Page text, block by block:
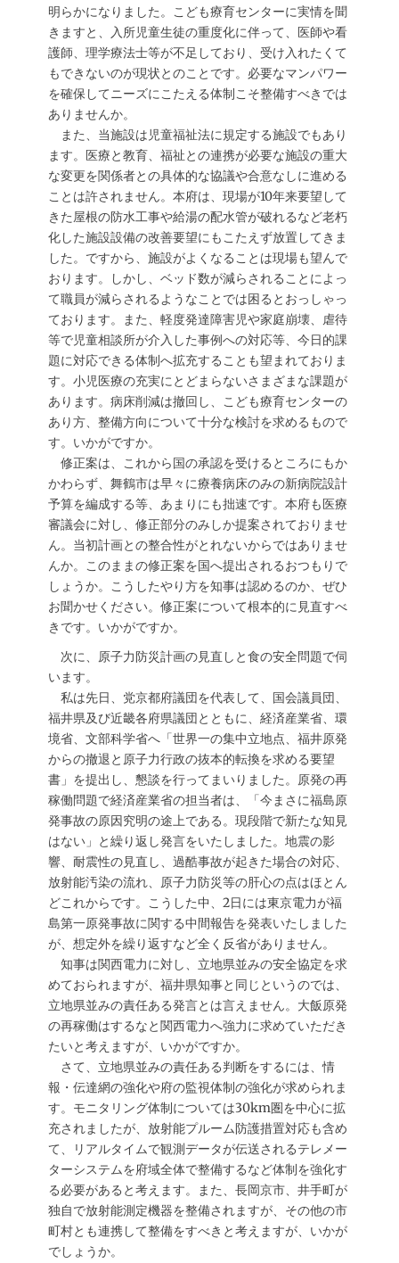
明らかになりました。こども療育センターに実情を聞
きますと、入所児童生徒の重度化に伴って、医師や看
護師、理学療法士等が不足しており、受け入れたくて
もできないのが現状とのことです。必要なマンパワー
を確保してニーズにこたえる体制こそ整備すべきでは
ありませんか。
また、当施設は児童福祉法に規定する施設でもあり
ます。医療と教育、福祉との連携が必要な施設の重大
な変更を関係者との具体的な協議や合意なしに進める
ことは許されません。本府は、現場が10年来要望して
きた屋根の防水工事や給湯の配水管が破れるなど老朽
化した施設設備の改善要望にもこたえず放置してきま
した。ですから、施設がよくなることは現場も望んで
おります。しかし、ベッド数が減らされることによっ
て職員が減らされるようなことでは困るとおっしゃっ
ております。また、軽度発達障害児や家庭崩壊、虐待
等で児童相談所が介入した事例への対応等、今日的課
題に対応できる体制へ拡充することも望まれておりま
す。小児医療の充実にとどまらないさまざまな課題が
あります。病床削減は撤回し、こども療育センターの
あり方、整備方向について十分な検討を求めるもので
す。いかがですか。
修正案は、これから国の承認を受けるところにもか
かわらず、舞鶴市は早々に療養病床のみの新病院設計
予算を編成する等、あまりにも拙速です。本府も医療
審議会に対し、修正部分のみしか提案されておりませ
ん。当初計画との整合性がとれないからではありませ
んか。このままの修正案を国へ提出されるおつもりで
しょうか。こうしたやり方を知事は認めるのか、ぜひ
お聞かせください。修正案について根本的に見直すべ
きです。いかがですか。
次に、原子力防災計画の見直しと食の安全問題で伺
います。
私は先日、党京都府議団を代表して、国会議員団、
福井県及び近畿各府県議団とともに、経済産業省、環
境省、文部科学省へ「世界一の集中立地点、福井原発
からの撤退と原子力行政の抜本的転換を求める要望
書」を提出し、懇談を行ってまいりました。原発の再
稼働問題で経済産業省の担当者は、「今まさに福島原
発事故の原因究明の途上である。現段階で新たな知見
はない」と繰り返し発言をいたしました。地震の影
響、耐震性の見直し、過酷事故が起きた場合の対応、
放射能汚染の流れ、原子力防災等の肝心の点はほとん
どこれからです。こうした中、2日には東京電力が福
島第一原発事故に関する中間報告を発表いたしました
が、想定外を繰り返すなど全く反省がありません。
知事は関西電力に対し、立地県並みの安全協定を求
めておられますが、福井県知事と同じというのでは、
立地県並みの責任ある発言とは言えません。大飯原発
の再稼働はするなと関西電力へ強力に求めていただき
たいと考えますが、いかがですか。
さて、立地県並みの責任ある判断をするには、情
報・伝達網の強化や府の監視体制の強化が求められま
す。モニタリング体制については30km圏を中心に拡
充されましたが、放射能プルーム防護措置対応も含め
て、リアルタイムで観測データが伝送されるテレメー
ターシステムを府域全体で整備するなど体制を強化す
る必要があると考えます。また、長岡京市、井手町が
独自で放射能測定機器を整備されますが、その他の市
町村とも連携して整備をすべきと考えますが、いかが
でしょうか。